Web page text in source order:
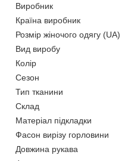
Виробник
Країна виробник
Розмір жіночого одягу (UA)
Вид виробу
Колір
Сезон
Тип тканини
Склад
Матеріал підкладки
Фасон вирізу горловини
Довжина рукава